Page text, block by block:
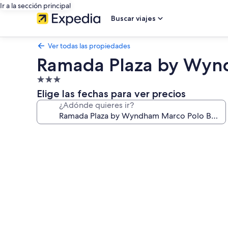
Ir a la sección principal
Buscar viajes
Ver todas las propiedades
Ramada Plaza by
Propiedad
de
3.0
estrellas
Elige las fechas para ver precios
¿Adónde quieres ir?